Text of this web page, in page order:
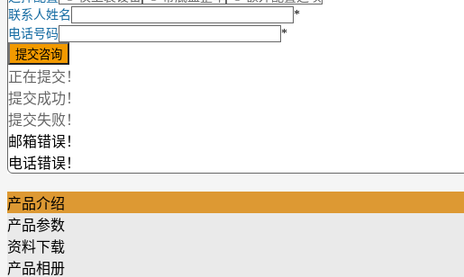
联系人姓名
*
电话号码
*
正在提交！
提交成功！
提交失败！
邮箱错误！
电话错误！
产品介绍
产品参数
资料下载
产品相册